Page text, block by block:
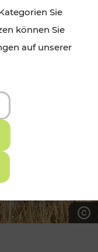
Sie
können Sie
auf unserer